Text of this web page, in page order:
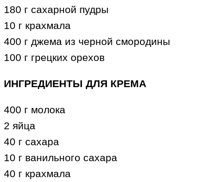
180 г сахарной пудры
10 г крахмала
400 г джема из черной смородины
100 г грецких орехов
ИНГРЕДИЕНТЫ ДЛЯ КРЕМА
400 г молока
2 яйца
40 г сахара
10 г ванильного сахара
40 г крахмала